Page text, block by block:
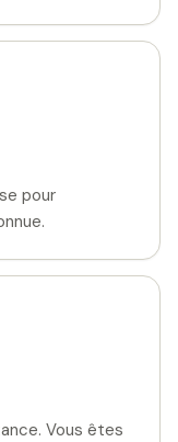
pour
Vous êtes